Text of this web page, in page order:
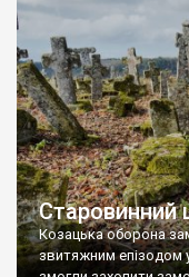
Старовинний
Козацька оборона
звитяжним епізодом